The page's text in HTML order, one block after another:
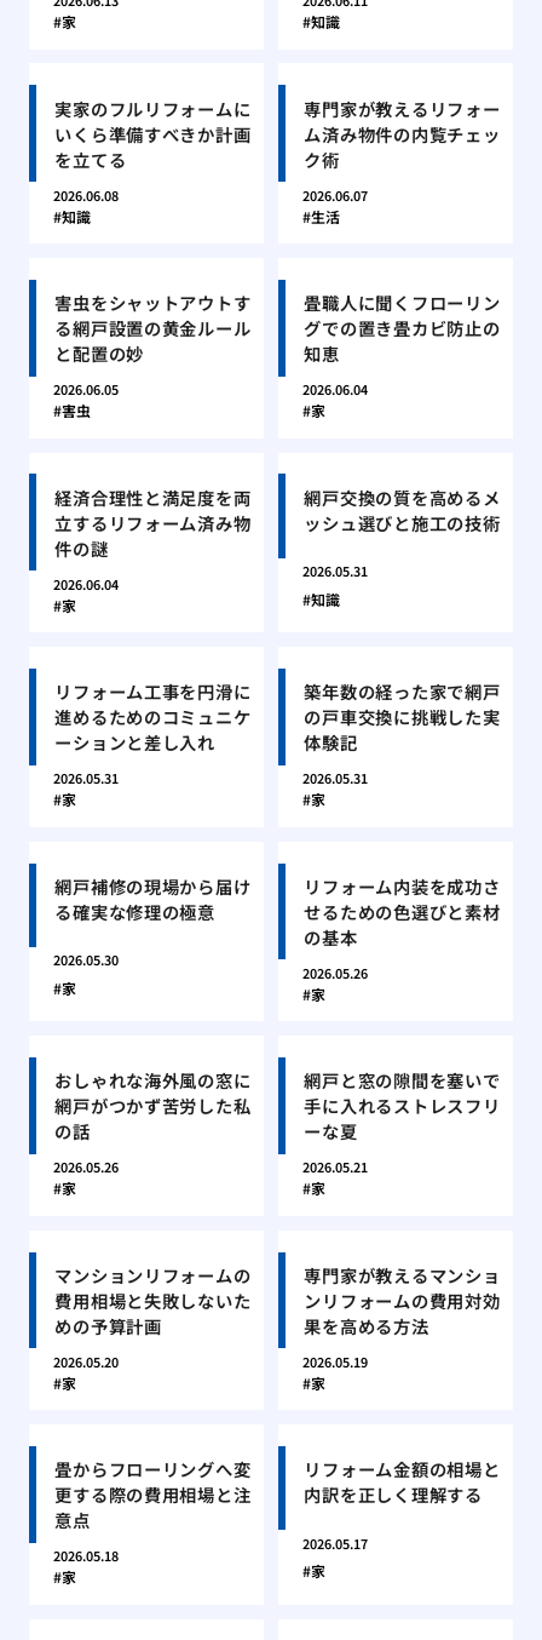
家 知識
実家のフルリフォームに
いくら準備すべきか計画
を立てる
2026.06.08
知識
専門家が教えるリフォー
ム済み物件の内覧チェッ
ク術
2026.06.07
生活
害虫をシャットアウトす
る網戸設置の黄金ルール
と配置の妙
2026.06.05
害虫
畳職人に聞くフローリン
グでの置き畳カビ防止の
知恵
2026.06.04
家
経済合理性と満足度を両
立するリフォーム済み物
件の謎
2026.06.04
家
網戸交換の質を高めるメ
ッシュ選びと施工の技術
2026.05.31
知識
リフォーム工事を円滑に
進めるためのコミュニケ
ーションと差し入れ
2026.05.31
家
築年数の経った家で網戸
の戸車交換に挑戦した実
体験記
2026.05.31
家
網戸補修の現場から届け
る確実な修理の極意
2026.05.30
家
リフォーム内装を成功さ
せるための色選びと素材
の基本
2026.05.26
家
おしゃれな海外風の窓に
網戸がつかず苦労した私
の話
2026.05.26
家
網戸と窓の隙間を塞いで
手に入れるストレスフリ
ーな夏
2026.05.21
家
マンションリフォームの
費用相場と失敗しないた
めの予算計画
2026.05.20
家
専門家が教えるマンショ
ンリフォームの費用対効
果を高める方法
2026.05.19
家
畳からフローリングへ変
更する際の費用相場と注
意点
2026.05.18
家
リフォーム金額の相場と
内訳を正しく理解する
2026.05.17
家